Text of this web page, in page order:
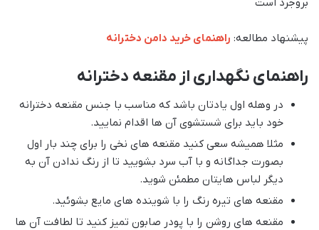
بروجرد است
پیشنهاد مطالعه: راهنمای خرید دامن دخترانه
راهنمای نگهداری از مقنعه دخترانه
در وهله اول یادتان باشد که مناسب با جنس مقنعه دخترانه
خود باید برای شستشوی آن ها اقدام نمایید.
مثلا همیشه سعی کنید مقنعه های نخی را برای چند بار اول
بصورت جداگانه و با آب سرد بشویید تا از رنگ ندادن آن به
دیگر لباس هایتان مطمئن شوید.
مقنعه های تیره رنگ را با شوینده های مایع بشوئید.
مقنعه های روشن را با پودر صابون تمیز کنید تا لطافت آن ها